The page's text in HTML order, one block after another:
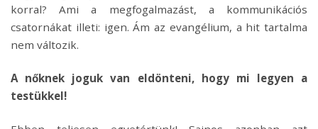
korral? Ami a megfogalmazást, a kommunikációs
csatornákat illeti: igen. Ám az evangélium, a hit tartalma
nem változik.
A nőknek joguk van eldönteni, hogy mi legyen a
testükkel!